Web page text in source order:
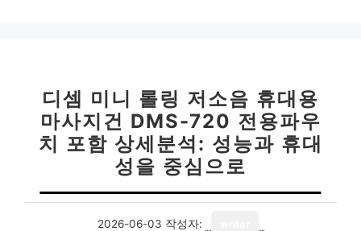
디셈 미니 롤링 저소음 휴대용
마사지건 DMS-720 전용파우
치 포함 상세분석: 성능과 휴대
성을 중심으로
2026-06-03 작성자: